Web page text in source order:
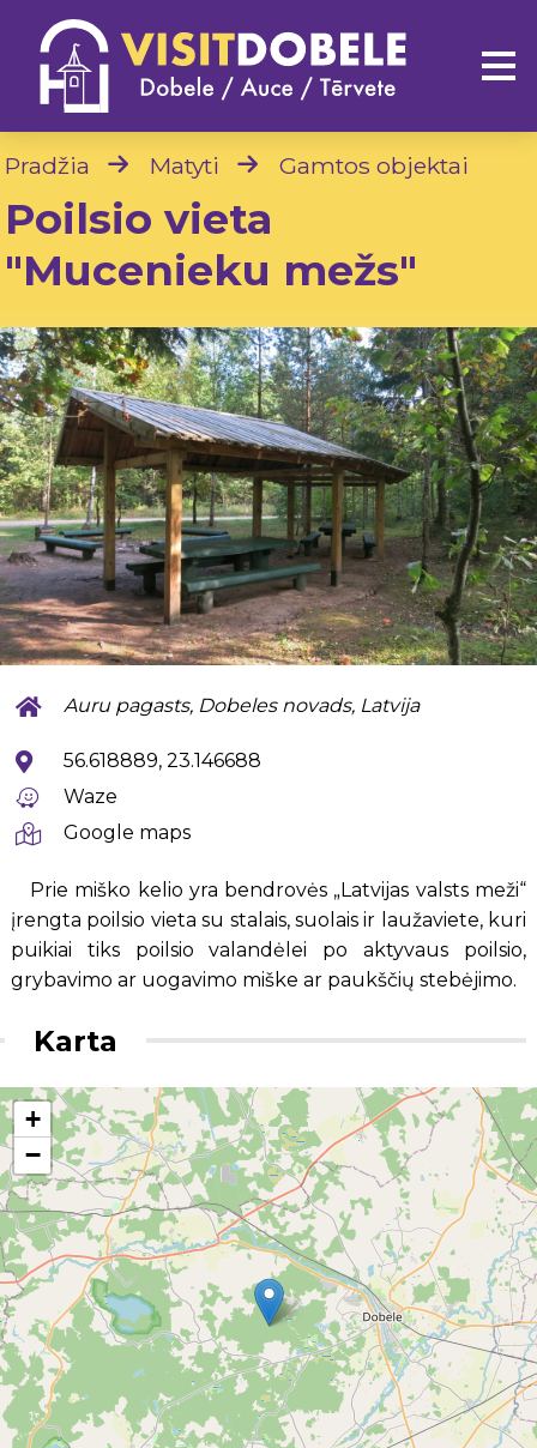
Pradžia Matyti Gamtos objektai
Poilsio vieta
"Mucenieku mežs"
Auru pagasts, Dobeles novads, Latvija
56.618889, 23.146688
Waze
Google maps
Prie miško kelio yra bendrovės „Latvijas valsts meži“
įrengta poilsio vieta su stalais, suolais ir laužaviete, kuri
puikiai tiks poilsio valandėlei po aktyvaus poilsio,
grybavimo ar uogavimo miške ar paukščių stebėjimo.
Karta
+
−